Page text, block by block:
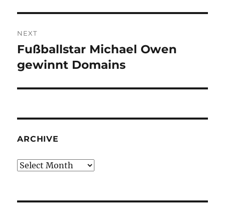
NEXT
Next
post:
Fußballstar Michael Owen
gewinnt Domains
ARCHIVE
Archive